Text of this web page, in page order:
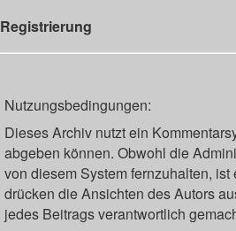
Registrierung
Nutzungsbedingungen:
Dieses Archiv nutzt ein
abgeben können. Obwohl die
von diesem System fernzuhalten,
drücken die Ansichten des Autors
jedes Beitrags verantwortlich